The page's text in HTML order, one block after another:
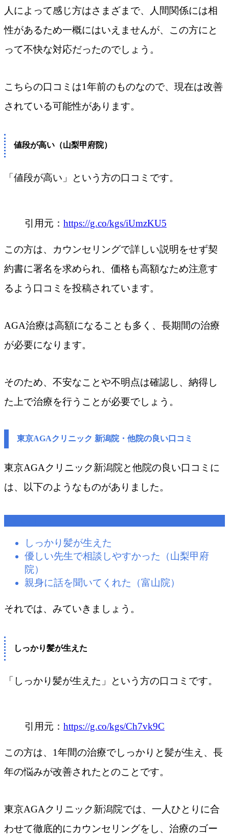
人によって感じ方はさまざまで、人間関係には相
性があるため一概にはいえませんが、この方にと
って不快な対応だったのでしょう。
こちらの口コミは1年前のものなので、現在は改善
されている可能性があります。
値段が高い（山梨甲府院）
「値段が高い」という方の口コミです。
引用元： https://g.co/kgs/iUmzKU5
この方は、カウンセリングで詳しい説明をせず契
約書に署名を求められ、価格も高額なため注意す
るよう口コミを投稿されています。
AGA治療は高額になることも多く、長期間の治療
が必要になります。
そのため、不安なことや不明点は確認し、納得し
た上で治療を行うことが必要でしょう。
東京AGAクリニック 新潟院・他院の良い口コミ
東京AGAクリニック新潟院と他院の良い口コミに
は、以下のようなものがありました。
しっかり髪が生えた
優しい先生で相談しやすかった（山梨甲府
院）
親身に話を聞いてくれた（富山院）
それでは、みていきましょう。
しっかり髪が生えた
「しっかり髪が生えた」という方の口コミです。
引用元： https://g.co/kgs/Ch7vk9C
この方は、1年間の治療でしっかりと髪が生え、長
年の悩みが改善されたとのことです。
東京AGAクリニック新潟院では、一人ひとりに合
わせて徹底的にカウンセリングをし、治療のゴー